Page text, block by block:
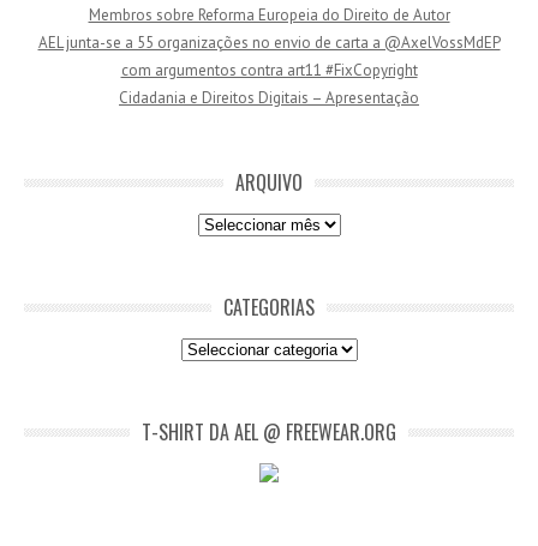
Membros sobre Reforma Europeia do Direito de Autor
AEL junta-se a 55 organizações no envio de carta a @AxelVossMdEP
com argumentos contra art11 #FixCopyright
Cidadania e Direitos Digitais – Apresentação
ARQUIVO
Arquivo
CATEGORIAS
Categorias
T-SHIRT DA AEL @ FREEWEAR.ORG